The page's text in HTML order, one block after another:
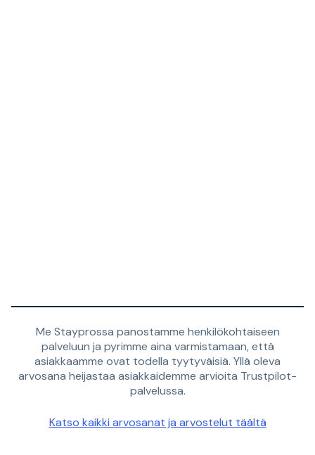
Me Stayprossa panostamme henkilökohtaiseen
palveluun ja pyrimme aina varmistamaan, että
asiakkaamme ovat todella tyytyväisiä. Yllä oleva
arvosana heijastaa asiakkaidemme arvioita Trustpilot-
palvelussa.
Katso kaikki arvosanat ja arvostelut täältä